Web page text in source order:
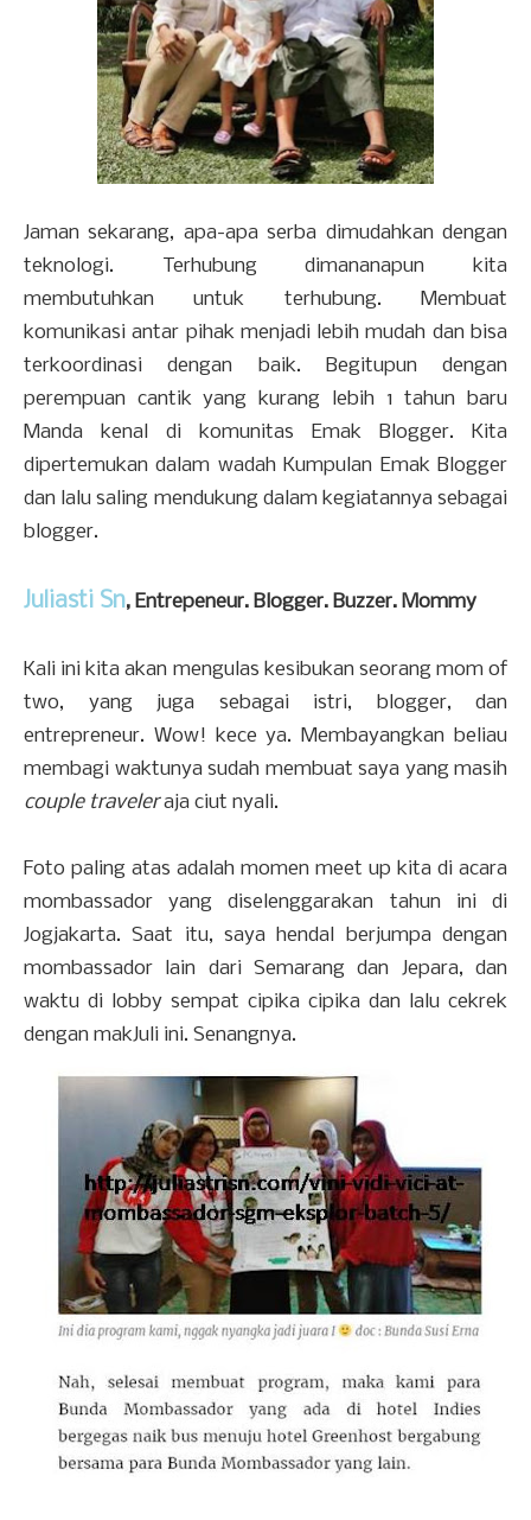
Jaman sekarang, apa-apa serba dimudahkan dengan
teknologi. Terhubung dimananapun kita
membutuhkan untuk terhubung. Membuat
komunikasi antar pihak menjadi lebih mudah dan bisa
terkoordinasi dengan baik. Begitupun dengan
perempuan cantik yang kurang lebih 1 tahun baru
Manda kenal di komunitas Emak Blogger. Kita
dipertemukan dalam wadah Kumpulan Emak Blogger
dan lalu saling mendukung dalam kegiatannya sebagai
blogger.
Juliasti Sn, Entrepeneur. Blogger. Buzzer. Mommy
Kali ini kita akan mengulas kesibukan seorang mom of
two, yang juga sebagai istri, blogger, dan
entrepreneur. Wow! kece ya. Membayangkan beliau
membagi waktunya sudah membuat saya yang masih
couple traveleraja ciut nyali.
Foto paling atas adalah momen meet up kita di acara
mombassador yang diselenggarakan tahun ini di
Jogjakarta. Saat itu, saya hendal berjumpa dengan
mombassador lain dari Semarang dan Jepara, dan
waktu di lobby sempat cipika cipika dan lalu cekrek
dengan makJuli ini. Senangnya.